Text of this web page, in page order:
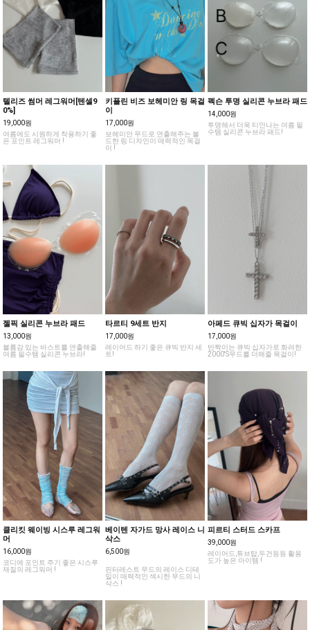
텔리즈 썸머 레그워머[텐셀9
0%]
19,000원
여름에도 시원하게 착용하기 좋
은 포인트 레그워머 !
키플린 비즈 보헤미안 링 목걸
이
17,000원
보헤미안 무드로 연출해주는 볼
드한 링 디자인이 매력적인 목걸
이 !
펙슨 투명 실리콘 누브라 패드
14,000원
투명해서 더욱 티안나는 여름 필
수템 실리콘 누브라 패드!
젤픽 실리콘 누브라 패드
13,000원
볼륨감 있는 바스트를 연출해줄
여름 필수템 실리콘 누브라!
타르티 9세트 반지
17,000원
레이어드 하기 좋은 큐빅 반지 세
트!
아페드 큐빅 십자가 목걸이
17,000원
반짝이는 큐빅 십자가로 화려한
2000'S무드를 더해줄 목걸이!
클리킷 웨이빙 시스루 레그워
머
16,000원
코디에 포인트 주기 좋은 시스루
재질의 레그워머 !
베이텐 자가드 망사 레이스 니
삭스
6,500원
핀터레스트 무드의 레이스 디테
일이 매력적인 섹시한 무드의 니
삭스 !
피르티 스터드 스카프
39,000원
레이어드,튜브탑,두건등등 활용
도가 높은 아이템 !